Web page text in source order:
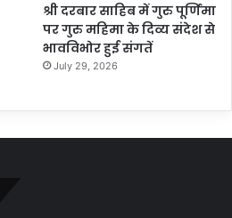
श्री दरबार साहिब में गुरु पूर्णिमा
पर गुरु महिमा के दिव्य संदेश से
भावविभोर हुई संगतें
July 29, 2026